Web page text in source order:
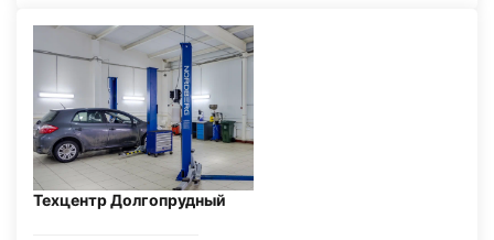
Техцентр Долгопрудный